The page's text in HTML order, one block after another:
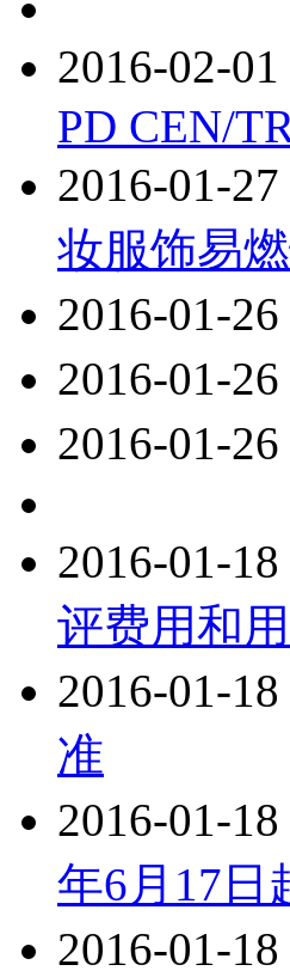
2016-02-
PD CEN/
2016-01-
妆服饰易
2016-01-
2016-01-
2016-01-
2016-01-
评费用和
2016-01-
准
2016-01-
年6月17日
2016-01-